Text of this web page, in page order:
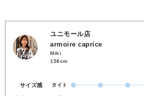
ユニモール店
armoire caprice
Miki
158cm
サイズ感 タイト